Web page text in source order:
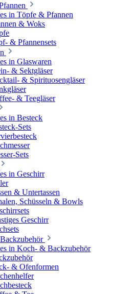
in Töpfe & Pfannen
& Woks
& Pfannensets
in Glaswaren
& Sektgläser
& Spirituosengläser
& Teegläser
in Besteck
Sets
Sets
in Geschirr
& Untertassen
Schüsseln & Bowls
Geschirr
in Koch- & Backzubehör
& Ofenformen